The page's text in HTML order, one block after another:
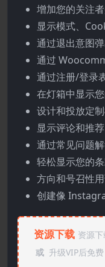
增加您的关注
显示模式、
通过退出意图
通过
通过注册/登录
在灯箱中显示
设计和投放定
显示评论和推荐
通过常见问题
轻松显示您的
方向和号召性
创建像
资源下载 资源
或 升级VIP后免费